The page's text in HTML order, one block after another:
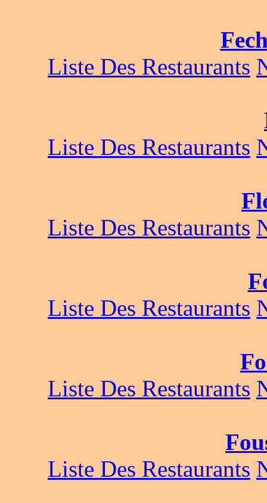
Liste Des Restaurants
Liste Des Restaurants
Liste Des Restaurants
Liste Des Restaurants
Liste Des Restaurants
Liste Des Restaurants